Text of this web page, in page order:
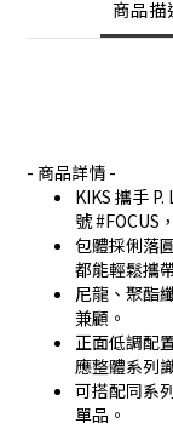
商品描
- 商品詳情 -
KIKS 攜手
號 #FOCUS
包體採俐落
都能輕鬆攜
尼龍、聚酯
兼顧。
正面低調配
應整體系列
可搭配同系
單品。